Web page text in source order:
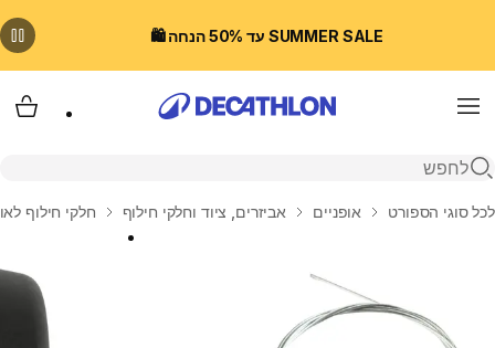
SUMMER SALE עד 50% הנחה 🛍️
Menu
פתיחת חיפוש
בית
לכל סוגי הספורט אופניים אביזרים, ציוד וחלקי חילוף חלקי חילוף